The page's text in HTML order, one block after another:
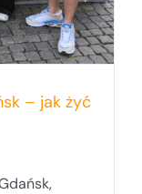
– jak żyć